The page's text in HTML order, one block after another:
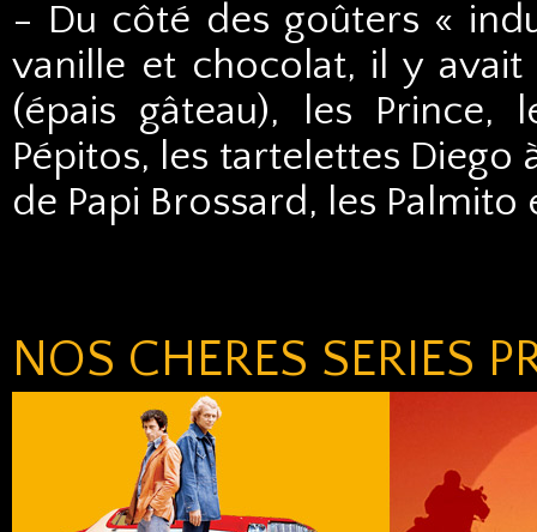
- Du côté des goûters «
vanille et chocolat, il y avait
(épais gâteau), les Prince,
Pépitos, les tartelettes Diego
de Papi Brossard, les
NOS CHERES SERIES